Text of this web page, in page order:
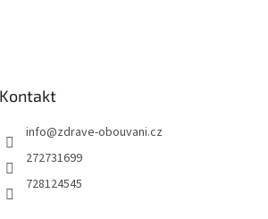
Kontakt
info@zdrave-obouvani.cz
272731699
728124545